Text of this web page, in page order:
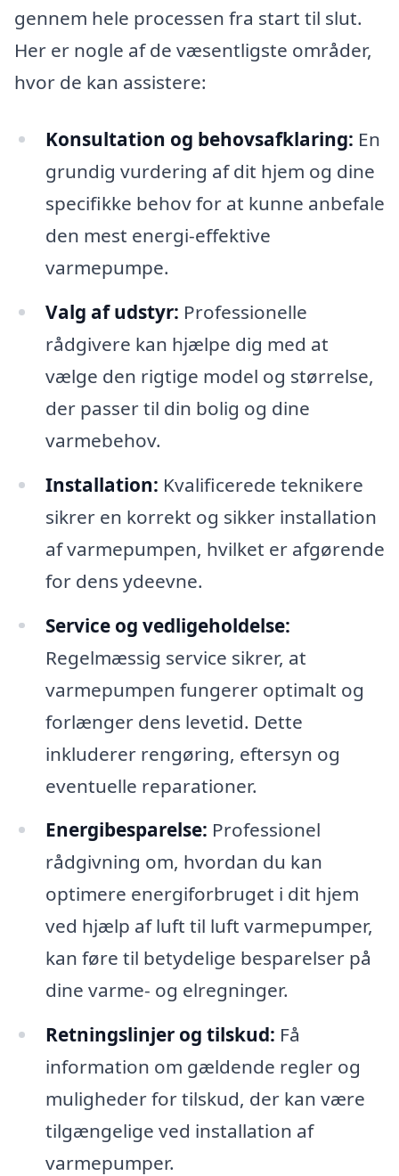
gennem hele processen fra start til slut.
Her er nogle af de væsentligste områder,
hvor de kan assistere:
Konsultation og behovsafklaring: En
grundig vurdering af dit hjem og dine
specifikke behov for at kunne anbefale
den mest energi-effektive
varmepumpe.
Valg af udstyr: Professionelle
rådgivere kan hjælpe dig med at
vælge den rigtige model og størrelse,
der passer til din bolig og dine
varmebehov.
Installation: Kvalificerede teknikere
sikrer en korrekt og sikker installation
af varmepumpen, hvilket er afgørende
for dens ydeevne.
Service og vedligeholdelse:
Regelmæssig service sikrer, at
varmepumpen fungerer optimalt og
forlænger dens levetid. Dette
inkluderer rengøring, eftersyn og
eventuelle reparationer.
Energibesparelse: Professionel
rådgivning om, hvordan du kan
optimere energiforbruget i dit hjem
ved hjælp af luft til luft varmepumper,
kan føre til betydelige besparelser på
dine varme- og elregninger.
Retningslinjer og tilskud: Få
information om gældende regler og
muligheder for tilskud, der kan være
tilgængelige ved installation af
varmepumper.